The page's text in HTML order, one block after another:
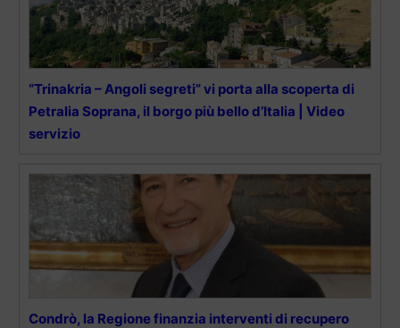
“Trinakria – Angoli segreti” vi porta alla scoperta di
Petralia Soprana, il borgo più bello d’Italia | Video
servizio
Condrò, la Regione finanzia interventi di recupero